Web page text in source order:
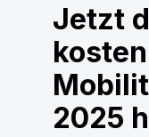
Jetzt
2025